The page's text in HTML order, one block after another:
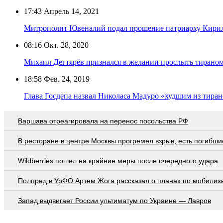
17:43 Апрель 14, 2021
Митрополит Ювеналий подал прошение патриарху
08:16 Окт. 28, 2020
Михаил Дегтярёв признался в желании прослыть
18:58 Фев. 24, 2019
Глава Госдепа назвал Николаса Мадуро «худшим из
Варшава отреагировала на перенос посольства РФ
В ресторане в центре Москвы прогремел взрыв, есть
Wildberries пошел на крайние меры после очередного удара
Полпред в УрФО Артем Жога рассказал о планах по
Запад выдвигает России ультиматум по Украине — Лавров